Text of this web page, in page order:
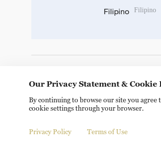
Filipino Filipino
© China Radio International.CRI. All
Our Privacy Statement & Cookie
By continuing to browse our site you agree
cookie settings through your browser.
Privacy Policy Terms of Use